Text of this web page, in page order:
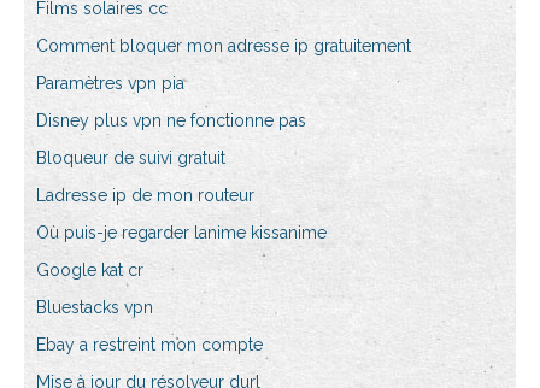
Films solaires cc
Comment bloquer mon adresse ip gratuitement
Paramètres vpn pia
Disney plus vpn ne fonctionne pas
Bloqueur de suivi gratuit
Ladresse ip de mon routeur
Où puis-je regarder lanime kissanime
Google kat cr
Bluestacks vpn
Ebay a restreint mon compte
Mise à jour du résolveur durl